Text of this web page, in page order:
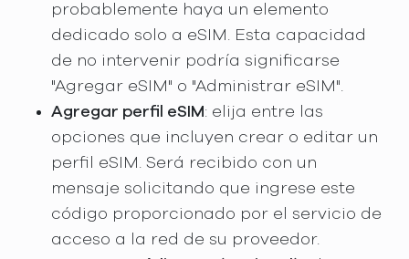
probablemente haya un elemento
dedicado solo a eSIM. Esta capacidad
de no intervenir podría significarse
"Agregar eSIM" o "Administrar eSIM".
Agregar perfil eSIM: elija entre las
opciones que incluyen crear o editar un
perfil eSIM. Será recibido con un
mensaje solicitando que ingrese este
código proporcionado por el servicio de
acceso a la red de su proveedor.